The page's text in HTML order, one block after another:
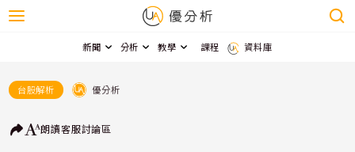
新聞 分析 教學 課程 資料庫
台股解析 優分析
朗讀客服討論區